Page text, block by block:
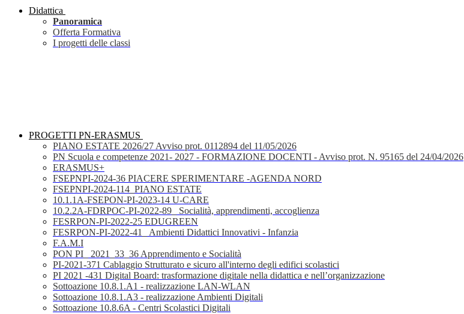
Didattica
Panoramica
Offerta Formativa
I progetti delle classi
PROGETTI PN-ERASMUS
PIANO ESTATE 2026/27 Avviso prot. 0112894 del 11/05/2026
PN Scuola e competenze 2021- 2027 - FORMAZIONE DOCENTI - Avviso prot. N. 95165 del 24/04/2026
ERASMUS+
FSEPNPI-2024-36 PIACERE SPERIMENTARE -AGENDA NORD
FSEPNPI-2024-114_PIANO ESTATE
10.1.1A-FSEPON-PI-2023-14 U-CARE
10.2.2A-FDRPOC-PI-2022-89_ Socialità, apprendimenti, accoglienza
FESRPON-PI-2022-25 EDUGREEN
FESRPON-PI-2022-41_ Ambienti Didattici Innovativi - Infanzia
F.A.M.I
PON PI_ 2021_33_36 Apprendimento e Socialità
PI-2021-371 Cablaggio Strutturato e sicuro all'interno degli edifici scolastici
PI 2021 -431 Digital Board: trasformazione digitale nella didattica e nell’organizzazione
Sottoazione 10.8.1.A1 - realizzazione LAN-WLAN
Sottoazione 10.8.1.A3 - realizzazione Ambienti Digitali
Sottoazione 10.8.6A - Centri Scolastici Digitali